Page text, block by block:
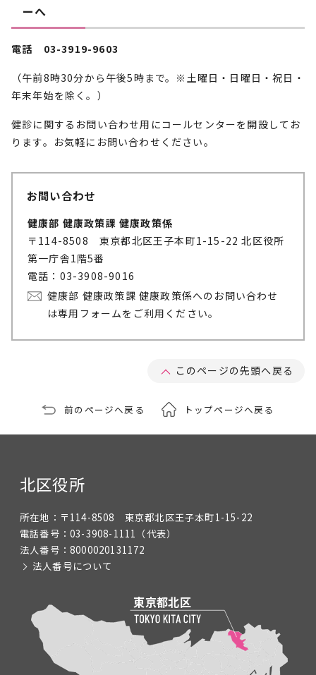
ーへ
電話 03-3919-9603
（午前8時30分から午後5時まで。※土曜日・日曜日・祝日・
年末年始を除く。）
健診に関するお問い合わせ用にコールセンターを開設してお
ります。お気軽にお問い合わせください。
お問い合わせ
健康部 健康政策課 健康政策係
〒114-8508 東京都北区王子本町1-15-22 北区役所
第一庁舎1階5番
電話：03-3908-9016
健康部 健康政策課 健康政策係へのお問い合わせ
は専用フォームをご利用ください。
このページの先頭へ戻る
前のページへ戻る トップページへ戻る
北区役所
所在地： 〒114-8508 東京都北区王子本町1-15-22
電話番号： 03-3908-1111 （代表）
法人番号： 8000020131172
法人番号について